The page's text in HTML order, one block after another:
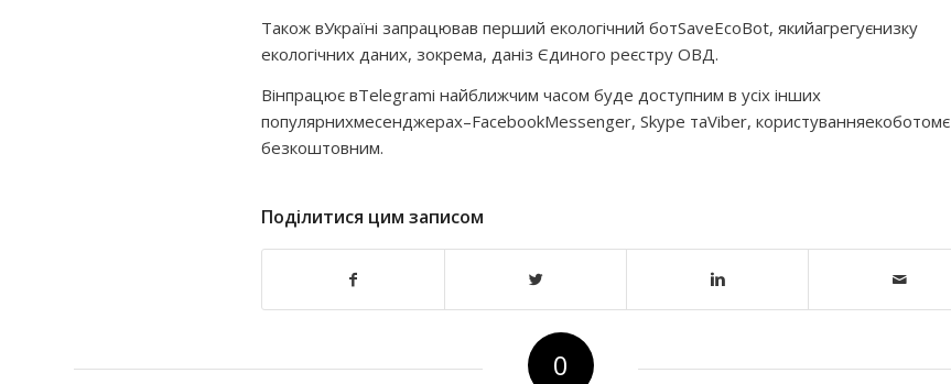
Також вУкраїні запрацював перший екологічний ботSaveEcoBot, якийагрегуєнизку
екологічних даних, зокрема, даніз Єдиного реєстру ОВД.
Вінпрацює вTelegramі найближчим часом буде доступним в усіх інших
популярнихмесенджерах–FacebookMessenger, Skype таViber, користуванняекоботомє
безкоштовним.
Поділитися цим записом
0